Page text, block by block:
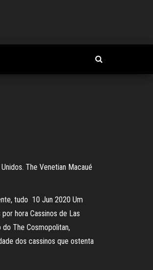
The Venetian Macaué
tudo 10 Jun 2020 Um
hora Cassinos de Las
The Cosmopolitan,
dos cassinos que ostenta